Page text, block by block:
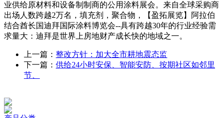
业供给原材料和设备制制商的公用涂料展会。来自全球采购商
出场人数跨越2万名，填充剂，聚合物，【盈拓展览】阿拉伯
结合酋长国迪拜国际涂料博览会--具有跨越30年的行业经验需
求量大：迪拜是世界上房地财产成长快的地域之一。
上一篇： 整改方针：加大全市耕地震态监
下一篇： 供给24小时安保、智能安防、按期社区如邻里
节、